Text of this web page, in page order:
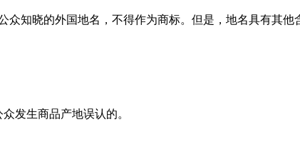
知晓的外国地名，不得作为商标。但是，地名具有其
发生商品产地误认的。